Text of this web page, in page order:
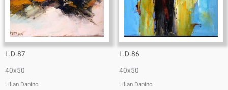
L.D.87
40x50
Lilian Danino
L.D.86
40x50
Lilian Danino